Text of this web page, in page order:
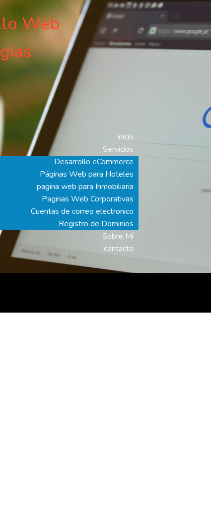
Web
inicio
Servicios
Desarrollo eCommerce
Páginas Web para Hoteles
pagina web para Inmobiliaria
Paginas Web Corporativas
Cuentas de correo electronico
Registro de Dominios
Sobre Mí
contacto